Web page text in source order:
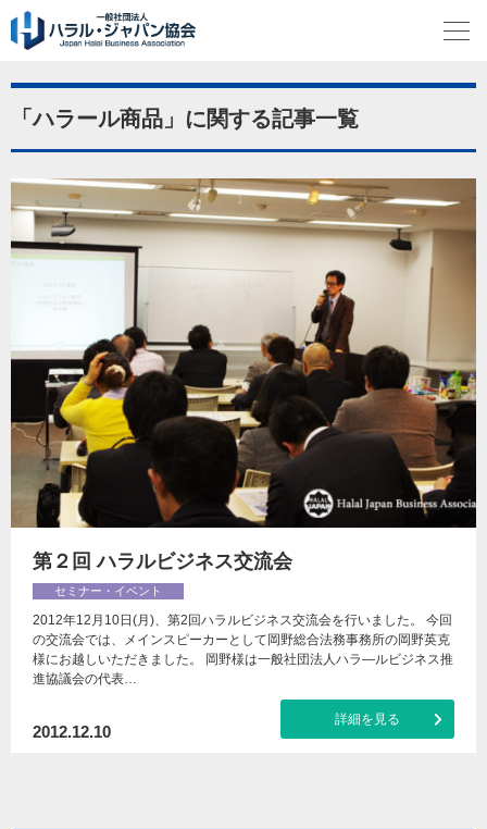
「ハラール商品」に関する記事一覧
第２回 ハラルビジネス交流会
セミナー・イベント
2012年12月10日(月)、第2回ハラルビジネス交流会を行いました。 今回
の交流会では、メインスピーカーとして岡野総合法務事務所の岡野英克
様にお越しいただきました。 岡野様は一般社団法人ハラ―ルビジネス推
進協議会の代表…
2012.12.10
詳細を見る